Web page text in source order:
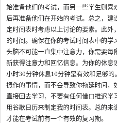
始准备他们的考试，而另一些学生则
后再准备他们在开始的考试。总之，建
定时间表时考虑以上讨论的要素。此
的时间。确保在你的考试时间表中的学
头脑不可能一直集中注意力，你需要
新获得注意力和回忆信息。为你的休息
小时30分钟休息10分钟是有效和足够
振作的事情，而不会导致你拖延时间
直接回去学习，不要有任何借口推迟
用谷歌日历来制定我的时间表。总的来
才能在考试前有一个有效的复习期。